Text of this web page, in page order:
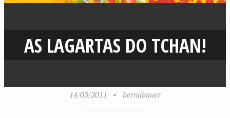
AS LAGARTAS DO TCHAN!
14/03/2011 • bernabauer